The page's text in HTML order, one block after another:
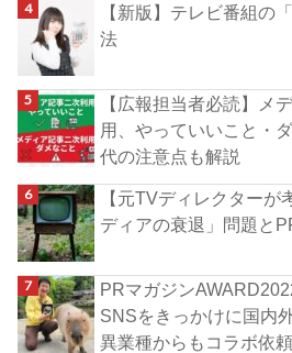
【新版】テレビ番組の
法
【広報担当者必読】メ
用、やっていいこと・
代の注意点も解説
【元TVディレクターが
ディアの衰退」問題と
PRマガジン
SNSをきっかけに国内
異業種からもコラボ依